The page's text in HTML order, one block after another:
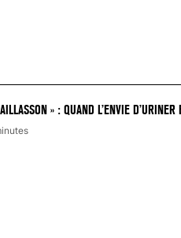
» : QUAND L’ENVIE D’URINER